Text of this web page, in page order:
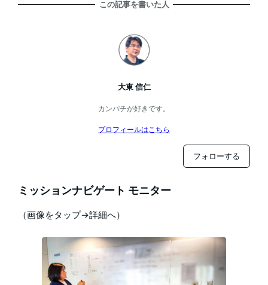
この記事を書いた人
大東 信仁
カンパチが好きです。
プロフィールはこちら
フォローする
ミッションナビゲート モニター
（画像をタップ→詳細へ）